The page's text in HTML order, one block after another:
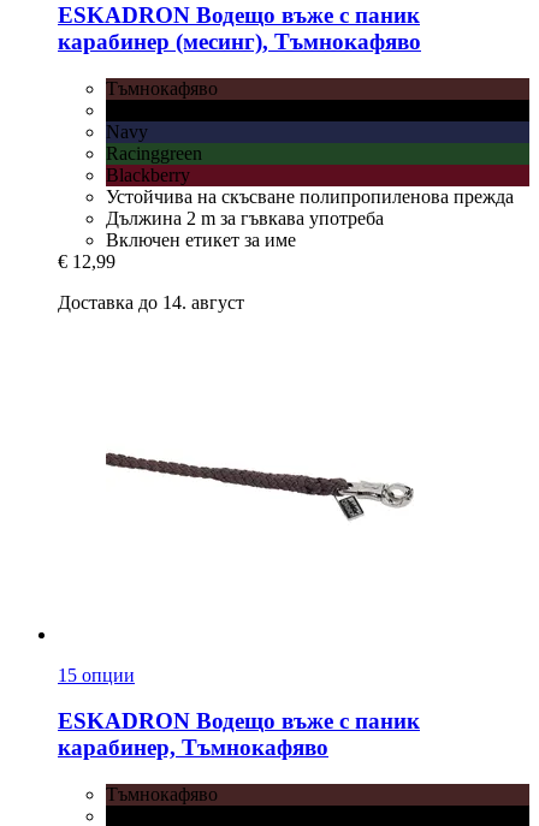
ESKADRON Водещо въже с паник
карабинер (месинг), Тъмнокафяво
Тъмнокафяво
Navy
Racinggreen
Blackberry
Устойчива на скъсване полипропиленова прежда
Дължина 2 m за гъвкава употреба
Включен етикет за име
€ 12,99
Доставка до 14. август
15 опции
ESKADRON Водещо въже с паник
карабинер, Тъмнокафяво
Тъмнокафяво